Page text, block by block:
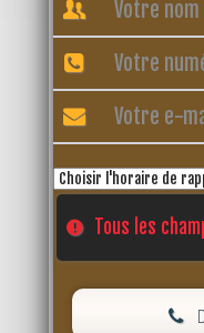
Tous les